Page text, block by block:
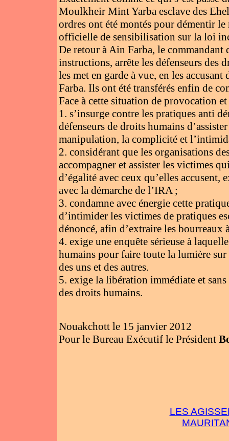
Moulkheir Mint Yarba esclave des
ordres ont été montés pour démentir
officielle de sensibilisation sur la loi
De retour à Ain Farba, le commandant
instructions, arrête les défenseurs des
les met en garde à vue, en les
Farba. Ils ont été transférés enfin de
Face à cette situation de provocation
1. s’insurge contre les pratiques anti
défenseurs de droits humains
manipulation, la complicité et
2. considérant que les organisations
accompagner et assister les victimes
d’égalité avec ceux qu’elles
avec la démarche de l’IRA ;
3. condamne avec énergie cette
d’intimider les victimes de pratiques
dénoncé, afin d’extraire les bourreaux
4. exige une enquête sérieuse à
humains pour faire toute la lumière
des uns et des autres.
5. exige la libération immédiate et
des droits humains.
Nouakchott le 15 janvier 2012
Pour le Bureau Exécutif le Président
LES